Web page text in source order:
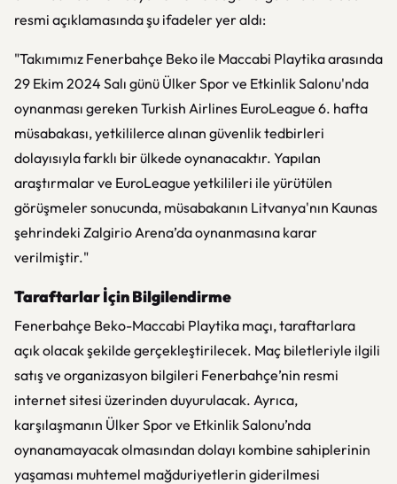
resmi açıklamasında şu ifadeler yer aldı:
"Takımımız Fenerbahçe Beko ile Maccabi Playtika arasında
29 Ekim 2024 Salı günü Ülker Spor ve Etkinlik Salonu'nda
oynanması gereken Turkish Airlines EuroLeague 6. hafta
müsabakası, yetkililerce alınan güvenlik tedbirleri
dolayısıyla farklı bir ülkede oynanacaktır. Yapılan
araştırmalar ve EuroLeague yetkilileri ile yürütülen
görüşmeler sonucunda, müsabakanın Litvanya'nın Kaunas
şehrindeki Zalgirio Arena’da oynanmasına karar
verilmiştir."
Taraftarlar İçin Bilgilendirme
Fenerbahçe Beko-Maccabi Playtika maçı, taraftarlara
açık olacak şekilde gerçekleştirilecek. Maç biletleriyle ilgili
satış ve organizasyon bilgileri Fenerbahçe’nin resmi
internet sitesi üzerinden duyurulacak. Ayrıca,
karşılaşmanın Ülker Spor ve Etkinlik Salonu’nda
oynanamayacak olmasından dolayı kombine sahiplerinin
yaşaması muhtemel mağduriyetlerin giderilmesi